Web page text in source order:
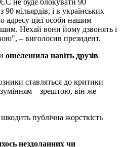
не буде блокувати 90
мільярдів, і в українських
адресу цієї особи нашим
Нехай вони йому дзвонять і
– виголосив президент.
ошелешила навіть друзів
ставляться до критики
– зрештою, він же
публічна жорсткість
нездоланних чи